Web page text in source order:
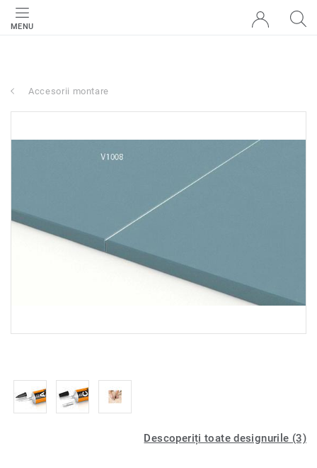
MENU
Accesorii montare
Descoperiți toate designurile (3)